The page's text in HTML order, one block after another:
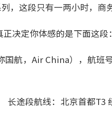
，这段只有一两小时，商
决定你体感的是下面这段：
航，Air China），航班
长途段航线：北京首都